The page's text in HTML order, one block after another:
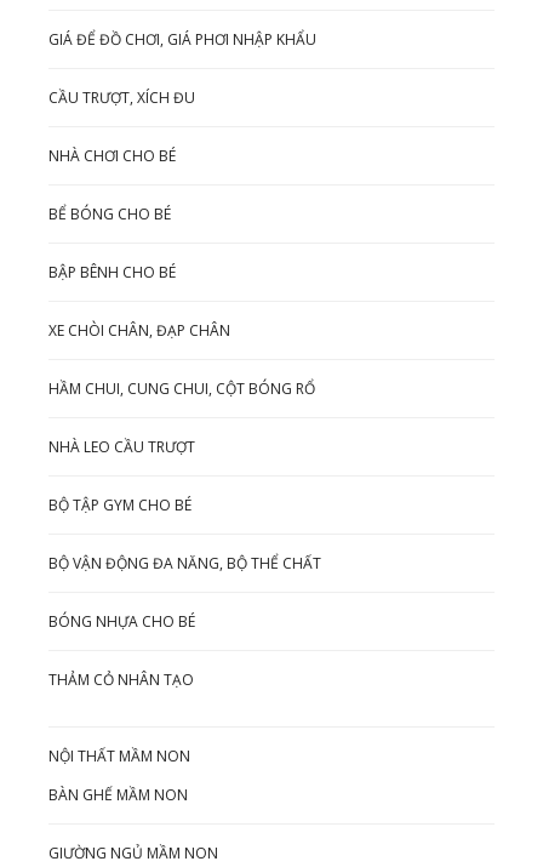
GIÁ ĐỂ ĐỒ CHƠI, GIÁ PHƠI NHẬP KHẨU
CẦU TRƯỢT, XÍCH ĐU
NHÀ CHƠI CHO BÉ
BỂ BÓNG CHO BÉ
BẬP BÊNH CHO BÉ
XE CHÒI CHÂN, ĐẠP CHÂN
HẦM CHUI, CUNG CHUI, CỘT BÓNG RỔ
NHÀ LEO CẦU TRƯỢT
BỘ TẬP GYM CHO BÉ
BỘ VẬN ĐỘNG ĐA NĂNG, BỘ THỂ CHẤT
BÓNG NHỰA CHO BÉ
THẢM CỎ NHÂN TẠO
NỘI THẤT MẦM NON
BÀN GHẾ MẦM NON
GIƯỜNG NGỦ MẦM NON